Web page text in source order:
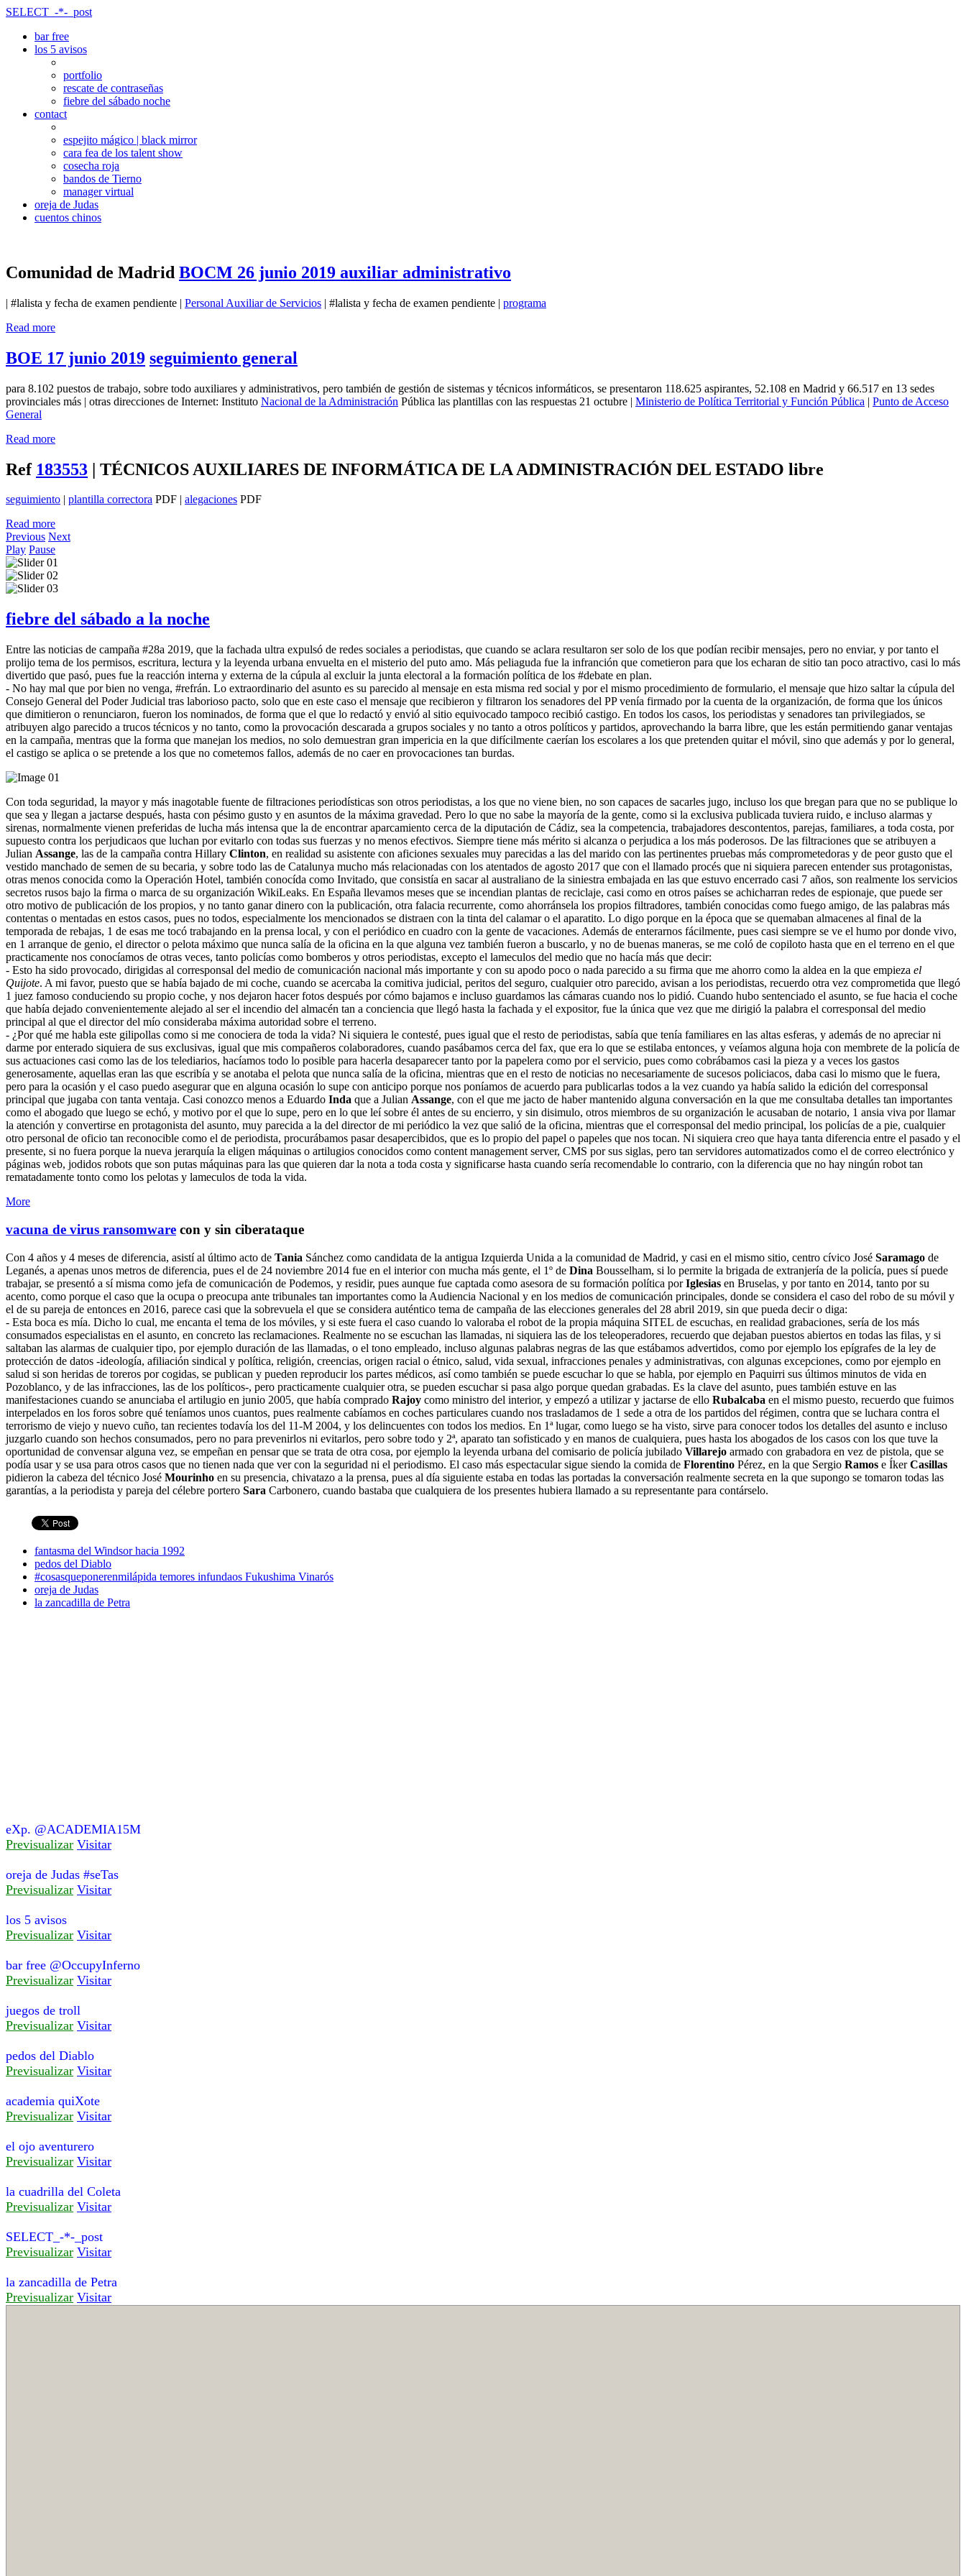
SELECT_-*-_post
bar free
los 5 avisos
portfolio
rescate de contraseñas
fiebre del sábado noche
contact
espejito mágico | black mirror
cara fea de los talent show
cosecha roja
bandos de Tierno
manager virtual
oreja de Judas
cuentos chinos
Comunidad de Madrid BOCM 26 junio 2019 auxiliar administrativo
| #lalista y fecha de examen pendiente | Personal Auxiliar de Servicios | #lalista y fecha de examen pendiente | programa
Read more
BOE 17 junio 2019 seguimiento general
para 8.102 puestos de trabajo, sobre todo auxiliares y administrativos, pero también de gestión de sistemas y técnicos informáticos, se presentaron 118.625 aspirantes, 52.108 en Madrid y 66.517 en 13 sedes
provinciales más | otras direcciones de Internet: Instituto Nacional de la Administración Pública las plantillas con las respuestas 21 octubre | Ministerio de Política Territorial y Función Pública | Punto de Acceso
General
Read more
Ref 183553 | TÉCNICOS AUXILIARES DE INFORMÁTICA DE LA ADMINISTRACIÓN DEL ESTADO libre
seguimiento | plantilla correctora PDF | alegaciones PDF
Read more
Previous Next
Play Pause
fiebre del sábado a la noche
Entre las noticias de campaña #28a 2019, que la fachada ultra expulsó de redes sociales a periodistas, que cuando se aclara resultaron ser solo de los que podían recibir mensajes, pero no enviar, y por tanto el
prolijo tema de los permisos, escritura, lectura y la leyenda urbana envuelta en el misterio del puto amo. Más peliaguda fue la infranción que cometieron para que los echaran de sitio tan poco atractivo, casi lo más
divertido que pasó, pues fue la reacción interna y externa de la cúpula al excluir la junta electoral a la formación política de los #debate en plan.
- No hay mal que por bien no venga, #refrán. Lo extraordinario del asunto es su parecido al mensaje en esta misma red social y por el mismo procedimiento de formulario, el mensaje que hizo saltar la cúpula del
Consejo General del Poder Judicial tras laborioso pacto, solo que en este caso el mensaje que recibieron y filtraron los senadores del PP venía firmado por la cuenta de la organización, de forma que los únicos
que dimitieron o renunciaron, fueron los nominados, de forma que el que lo redactó y envió al sitio equivocado tampoco recibió castigo. En todos los casos, los periodistas y senadores tan privilegiados, se
atribuyen algo parecido a trucos técnicos y no tanto, como la provocación descarada a grupos sociales y no tanto a otros políticos y partidos, aprovechando la barra libre, que les están permitiendo ganar ventajas
en la campaña, mentras que la forma que manejan los medios, no solo demuestran gran impericia en la que difícilmente caerían los escolares a los que pretenden quitar el móvil, sino que además y por lo general,
el castigo se aplica o se pretende a los que no cometemos fallos, además de no caer en provocaciones tan burdas.
Con toda seguridad, la mayor y más inagotable fuente de filtraciones periodísticas son otros periodistas, a los que no viene bien, no son capaces de sacarles jugo, incluso los que bregan para que no se publique lo
que sea y llegan a jactarse después, hasta con pésimo gusto y en asuntos de la máxima gravedad. Pero lo que no sabe la mayoría de la gente, como si la exclusiva publicada tuviera ruido, e incluso alarmas y
sirenas, normalmente vienen preferidas de lucha más intensa que la de encontrar aparcamiento cerca de la diputación de Cádiz, sea la competencia, trabajadores descontentos, parejas, familiares, a toda costa, por
supuesto contra los perjudicaos que luchan por evitarlo con todas sus fuerzas y no menos efectivos. Siempre tiene más mérito si alcanza o perjudica a los más poderosos. De las filtraciones que se atribuyen a
Julian Assange, las de la campaña contra Hillary Clinton, en realidad su asistente con aficiones sexuales muy parecidas a las del marido con las pertinentes pruebas más comprometedoras y de peor gusto que el
vestido manchado de semen de su becaria, y sobre todo las de Catalunya mucho más relacionadas con los atentados de agosto 2017 que con el llamado procés que ni siquiera parecen entender sus protagonistas,
otras menos conocida como la Operación Hotel, también conocída como Invitado, que consistía en sacar al australiano de la siniestra embajada en las que estuvo encerrado casi 7 años, son realmente los servicios
secretos rusos bajo la firma o marca de su organización WikiLeaks. En España llevamos meses que se incendian plantas de reciclaje, casi como en otros países se achicharran redes de espionaje, que puede ser
otro motivo de publicación de los propios, y no tanto ganar dinero con la publicación, otra falacia recurrente, como ahorránsela los propios filtradores, también conocidas como fuego amigo, de las palabras más
contentas o mentadas en estos casos, pues no todos, especialmente los mencionados se distraen con la tinta del calamar o el aparatito. Lo digo porque en la época que se quemaban almacenes al final de la
temporada de rebajas, 1 de esas me tocó trabajando en la prensa local, y con el periódico en cuadro con la gente de vacaciones. Además de enterarnos fácilmente, pues casi siempre se ve el humo por donde vivo,
en 1 arranque de genio, el director o pelota máximo que nunca salía de la oficina en la que alguna vez también fueron a buscarlo, y no de buenas maneras, se me coló de copiloto hasta que en el terreno en el que
practicamente nos conocíamos de otras veces, tanto policías como bomberos y otros periodistas, excepto el lameculos del medio que no hacía más que decir:
- Esto ha sido provocado, dirigidas al corresponsal del medio de comunicación nacional más importante y con su apodo poco o nada parecido a su firma que me ahorro como la aldea en la que empieza el
Quijote. A mi favor, puesto que se había bajado de mi coche, cuando se acercaba la comitiva judicial, peritos del seguro, cualquier otro parecido, avisan a los periodistas, recuerdo otra vez comprometida que llegó
1 juez famoso conduciendo su propio coche, y nos dejaron hacer fotos después por cómo bajamos e incluso guardamos las cámaras cuando nos lo pidió. Cuando hubo sentenciado el asunto, se fue hacia el coche
que había dejado convenientemente alejado al ser el incendio del almacén tan a conciencia que llegó hasta la fachada y el expositor, fue la única que vez que me dirigió la palabra el corresponsal del medio
principal al que el director del mío consideraba máxima autoridad sobre el terreno.
- ¿Por qué me habla este gilipollas como si me conociera de toda la vida? Ni siquiera le contesté, pues igual que el resto de periodistas, sabía que tenía familiares en las altas esferas, y además de no apreciar ni
darme por enterado siquiera de sus exclusivas, igual que mis compañeros colaboradores, cuando pasábamos cerca del fax, que era lo que se estilaba entonces, y veíamos alguna hoja con membrete de la policía de
sus actuaciones casi como las de los telediarios, hacíamos todo lo posible para hacerla desaparecer tanto por la papelera como por el servicio, pues como cobrábamos casi la pieza y a veces los gastos
generosamente, aquellas eran las que escribía y se anotaba el pelota que nunca salía de la oficina, mientras que en el resto de noticias no necesariamente de sucesos policiacos, daba casi lo mismo que le fuera,
pero para la ocasión y el caso puedo asegurar que en alguna ocasión lo supe con anticipo porque nos poníamos de acuerdo para publicarlas todos a la vez cuando ya había salido la edición del corresponsal
principal que jugaba con tanta ventaja. Casi conozco menos a Eduardo Inda que a Julian Assange, con el que me jacto de haber mantenido alguna conversación en la que me consultaba detalles tan importantes
como el abogado que luego se echó, y motivo por el que lo supe, pero en lo que leí sobre él antes de su encierro, y sin disimulo, otros miembros de su organización le acusaban de notario, 1 ansia viva por llamar
la atención y convertirse en protagonista del asunto, muy parecida a la del director de mi periódico la vez que salió de la oficina, mientras que el corresponsal del medio principal, los policías de a pie, cualquier
otro personal de oficio tan reconocible como el de periodista, procurábamos pasar desapercibidos, que es lo propio del papel o papeles que nos tocan. Ni siquiera creo que haya tanta diferencia entre el pasado y el
presente, si no fuera porque la nueva jerarquía la eligen máquinas o artilugios conocidos como content management server, CMS por sus siglas, pero tan servidores automatizados como el de correo electrónico y
páginas web, jodidos robots que son putas máquinas para las que quieren dar la nota a toda costa y significarse hasta cuando sería recomendable lo contrario, con la diferencia que no hay ningún robot tan
rematadamente tonto como los pelotas y lameculos de toda la vida.
More
vacuna de virus ransomware con y sin ciberataque
Con 4 años y 4 meses de diferencia, asistí al último acto de Tania Sánchez como candidata de la antigua Izquierda Unida a la comunidad de Madrid, y casi en el mismo sitio, centro cívico José Saramago de
Leganés, a apenas unos metros de diferencia, pues el de 24 noviembre 2014 fue en el interior con mucha más gente, el 1º de Dina Bousselham, si lo permite la brigada de extranjería de la policía, pues sí puede
trabajar, se presentó a sí misma como jefa de comunicación de Podemos, y residir, pues aunque fue captada como asesora de su formación política porIglesias en Bruselas, y por tanto en 2014, tanto por su
acento, como porque el caso que la ocupa o preocupa ante tribunales tan importantes como la Audiencia Nacional y en los medios de comunicación principales, donde se considera el caso del robo de su móvil y
el de su pareja de entonces en 2016, parece casi que la sobrevuela el que se considera auténtico tema de campaña de las elecciones generales del 28 abril 2019, sin que pueda decir o diga:
- Esta boca es mía. Dicho lo cual, me encanta el tema de los móviles, y si este fuera el caso cuando lo valoraba el robot de la propia máquina SITEL de escuchas, en realidad grabaciones, sería de los más
consumados especialistas en el asunto, en concreto las reclamaciones. Realmente no se escuchan las llamadas, ni siquiera las de los teleoperadores, recuerdo que dejaban puestos abiertos en todas las filas, y si
saltaban las alarmas de cualquier tipo, por ejemplo duración de las llamadas, o el tono empleado, incluso algunas palabras negras de las que estábamos advertidos, como por ejemplo los epígrafes de la ley de
protección de datos -ideología, afiliación sindical y política, religión, creencias, origen racial o étnico, salud, vida sexual, infracciones penales y administrativas, con algunas excepciones, como por ejemplo en
salud si son heridas de toreros por cogidas, se publican y pueden reproducir los partes médicos, así como también se puede escuchar lo que se habla, por ejemplo en Paquirri sus últimos minutos de vida en
Pozoblanco, y de las infracciones, las de los políticos-, pero practicamente cualquier otra, se pueden escuchar si pasa algo porque quedan grabadas. Es la clave del asunto, pues también estuve en las
manifestaciones cuando se anunciaba el artilugio en junio 2005, que había comprado Rajoy como ministro del interior, y empezó a utilizar y jactarse de ello Rubalcaba en el mismo puesto, recuerdo que fuimos
interpelados en los foros sobre qué teníamos unos cuantos, pues realmente cabíamos en coches particulares cuando nos trasladamos de 1 sede a otra de los partidos del régimen, contra que se luchara contra el
terrorismo de viejo y nuevo cuño, tan recientes todavía los del 11-M 2004, y los delincuentes con todos los medios. En 1ª lugar, como luego se ha visto, sirve para conocer todos los detalles del asunto e incluso
juzgarlo cuando son hechos consumados, pero no para prevenirlos ni evitarlos, pero sobre todo y 2ª, aparato tan sofisticado y en manos de cualquiera, pues hasta los abogados de los casos con los que tuve la
oportunidad de convensar alguna vez, se empeñan en pensar que se trata de otra cosa, por ejemplo la leyenda urbana del comisario de policía jubilado Villarejo armado con grabadora en vez de pistola, que se
podía usar y se usa para otros casos que no tienen nada que ver con la seguridad ni el periodismo. El caso más espectacular sigue siendo la comida de Florentino Pérez, en la que Sergio Ramos e ÍkerCasillas
pidieron la cabeza del técnico José Mourinho en su presencia, chivatazo a la prensa, pues al día siguiente estaba en todas las portadas la conversación realmente secreta en la que supongo se tomaron todas las
garantías, a la periodista y pareja del célebre portero Sara Carbonero, cuando bastaba que cualquiera de los presentes hubiera llamado a su representante para contárselo.
fantasma del Windsor hacia 1992
pedos del Diablo
#cosasqueponerenmilápida temores infundaos Fukushima Vinarós
oreja de Judas
la zancadilla de Petra
eXp. @ACADEMIA15M
Previsualizar Visitar
oreja de Judas #seTas
Previsualizar Visitar
los 5 avisos
Previsualizar Visitar
bar free @OccupyInferno
Previsualizar Visitar
juegos de troll
Previsualizar Visitar
pedos del Diablo
Previsualizar Visitar
academia quiXote
Previsualizar Visitar
el ojo aventurero
Previsualizar Visitar
la cuadrilla del Coleta
Previsualizar Visitar
SELECT_-*-_post
Previsualizar Visitar
la zancadilla de Petra
Previsualizar Visitar